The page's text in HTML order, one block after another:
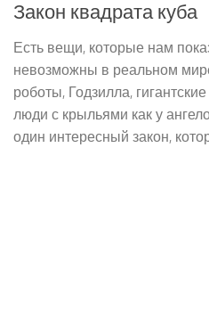
Закон квадрата куба
Есть вещи, которые нам
невозможны в реальном
роботы, Годзилла,
люди с крыльями как у
один интересный закон,